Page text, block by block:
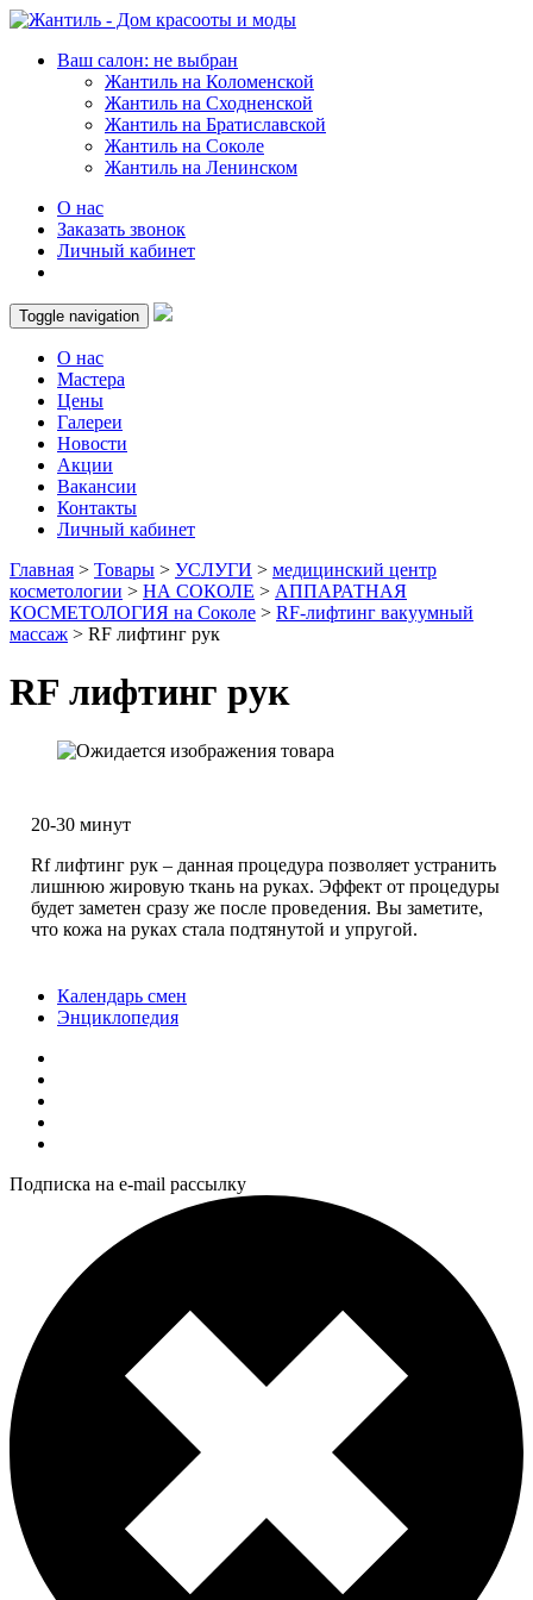
Ваш салон: не выбран
Жантиль на Коломенской
Жантиль на Сходненской
Жантиль на Братиславской
Жантиль на Соколе
Жантиль на Ленинском
О нас
Заказать звонок
Личный кабинет
Toggle navigation
О нас
Мастера
Цены
Галереи
Новости
Акции
Вакансии
Контакты
Личный кабинет
Главная > Товары > УСЛУГИ > медицинский центр
косметологии > НА СОКОЛЕ > АППАРАТНАЯ
КОСМЕТОЛОГИЯ на Соколе > RF-лифтинг вакуумный
массаж > RF лифтинг рук
RF лифтинг рук
20-30 минут
Rf лифтинг рук – данная процедура позволяет устранить
лишнюю жировую ткань на руках. Эффект от процедуры
будет заметен сразу же после проведения. Вы заметите,
что кожа на руках стала подтянутой и упругой.
Календарь смен
Энциклопедия
Подписка на e-mail рассылку